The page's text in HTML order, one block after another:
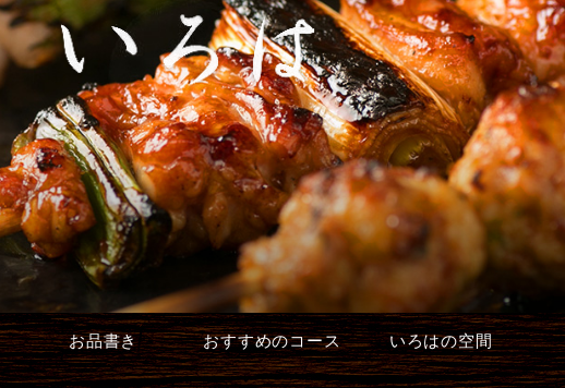
お品書き おすすめのコース いろはの空間